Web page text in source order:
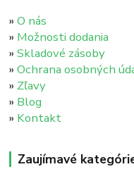
»O nás
» Možnosti dodania
»Skladové zásoby
»Ochrana osobných
» Zľavy
» Blog
» Kontakt
Zaujímavé